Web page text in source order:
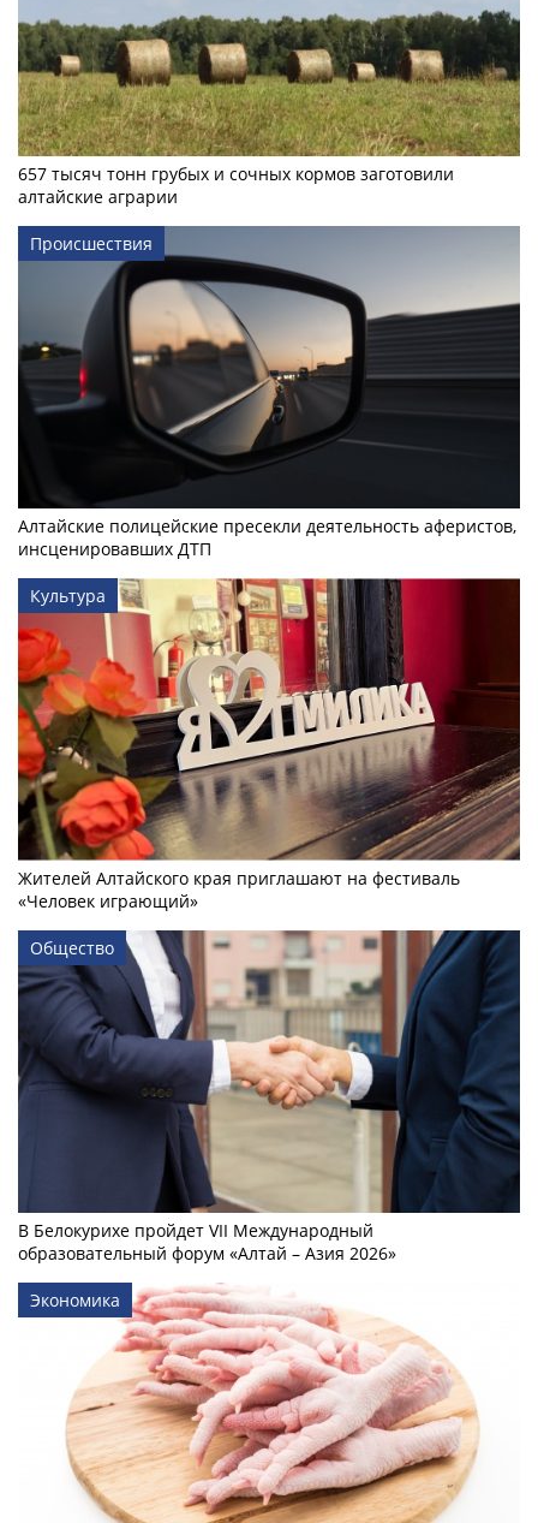
657 тысяч тонн грубых и сочных кормов заготовили
алтайские аграрии
Происшествия
Алтайские полицейские пресекли деятельность аферистов,
инсценировавших ДТП
Культура
Жителей Алтайского края приглашают на фестиваль
«Человек играющий»
Общество
В Белокурихе пройдет VII Международный
образовательный форум «Алтай – Азия 2026»
Экономика